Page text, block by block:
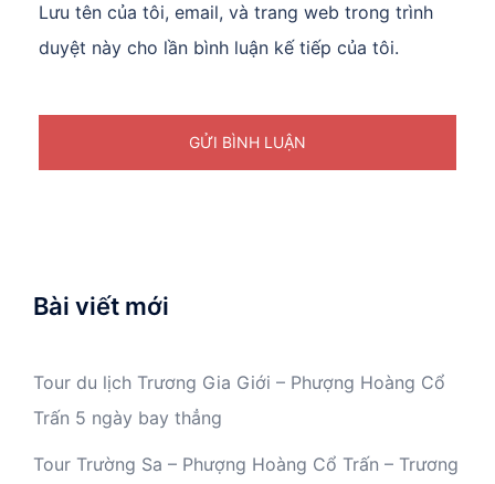
Lưu tên của tôi, email, và trang web trong trình
duyệt này cho lần bình luận kế tiếp của tôi.
Bài viết mới
Tour du lịch Trương Gia Giới – Phượng Hoàng Cổ
Trấn 5 ngày bay thẳng
Tour Trường Sa – Phượng Hoàng Cổ Trấn – Trương